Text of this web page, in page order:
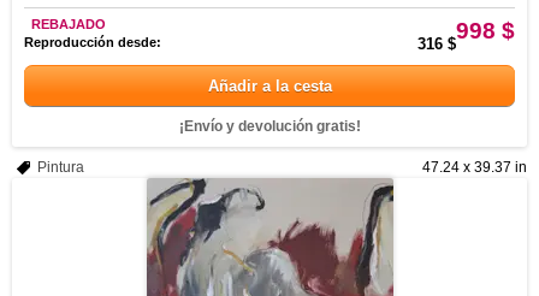
998 $
REBAJADO
Reproducción desde:
316 $
Añadir a la cesta
¡Envío y devolución gratis!
47.24 x 39.37 in
Pintura